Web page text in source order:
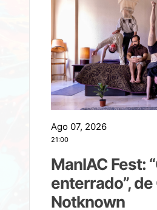
Ago 07, 2026
21:00
ManIAC Fest:
enterrado”,
Notknown